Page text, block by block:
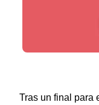
Tras un final para